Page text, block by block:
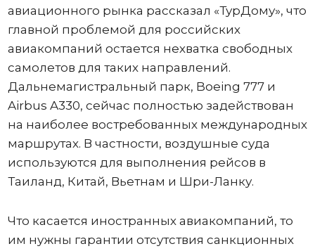
авиационного рынка рассказал «ТурДому», что
главной проблемой для российских
авиакомпаний остается нехватка свободных
самолетов для таких направлений.
Дальнемагистральный парк, Boeing 777 и
Airbus A330, сейчас полностью задействован
на наиболее востребованных международных
маршрутах. В частности, воздушные суда
используются для выполнения рейсов в
Таиланд, Китай, Вьетнам и Шри-Ланку.
Что касается иностранных авиакомпаний, то
им нужны гарантии отсутствия санкционных